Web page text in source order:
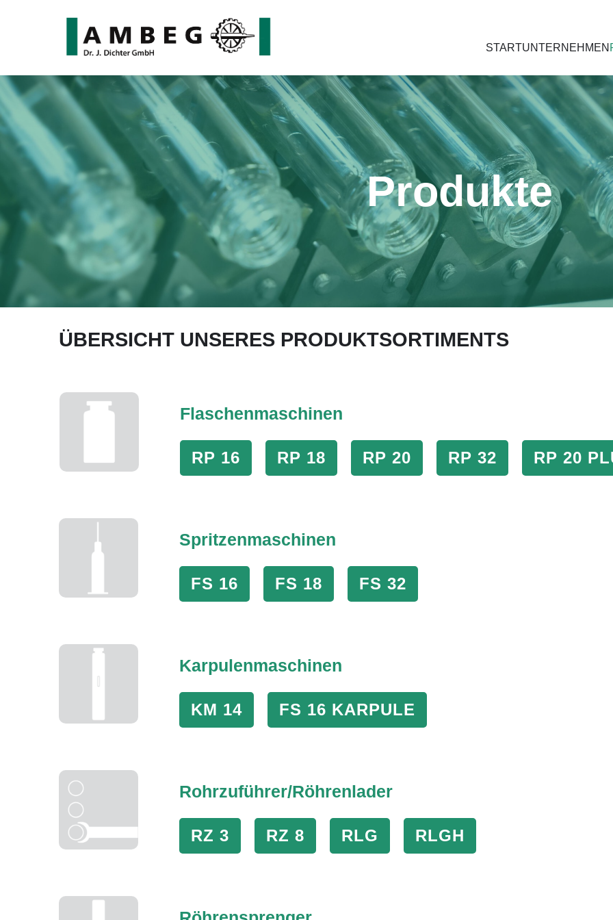
STARTUNTERNEHMEN
Produkte
ÜBERSICHT UNSERES PRODUKTSORTIMENTS
Flaschenmaschinen
RP 16 RP 18 RP 20 RP 32 RP 20
Spritzenmaschinen
FS 16 FS 18 FS 32
Karpulenmaschinen
KM 14 FS 16 KARPULE
Rohrzuführer/Röhrenlader
RZ 3 RZ 8 RLG RLGH